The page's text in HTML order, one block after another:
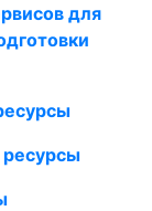
для